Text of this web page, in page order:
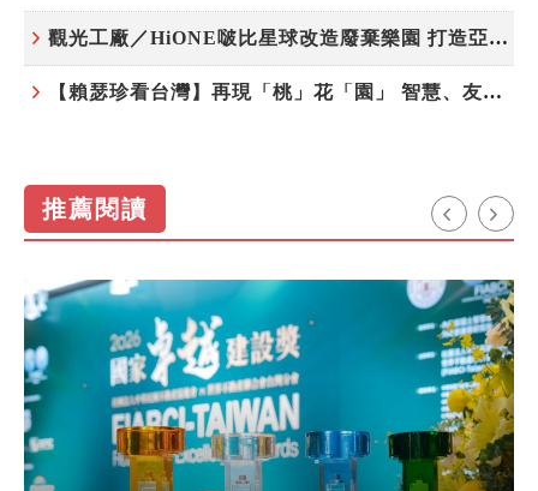
觀光工廠／HiONE啵比星球改造廢棄樂園 打造亞洲最大寵物天堂
【賴瑟珍看台灣】再現「桃」花「園」 智慧、友善、永續成為桃園遞給國際的名片
推薦閱讀